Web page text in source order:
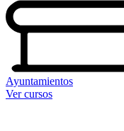
Ayuntamientos
Ver cursos